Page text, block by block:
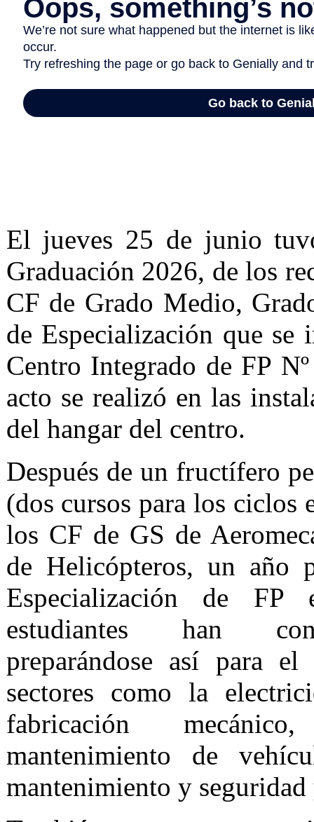
El jueves 25 de junio
Graduación 2026, de los
CF de Grado Medio,
de Especialización que se
Centro Integrado de FP
acto se realizó en las
del hangar del centro.
Después de un fructífero
(dos cursos para los ciclos
los CF de GS de
de Helicópteros, un año
Especialización de FP
estudiantes han
preparándose así para
sectores como la
fabricación
mantenimiento de
mantenimiento y